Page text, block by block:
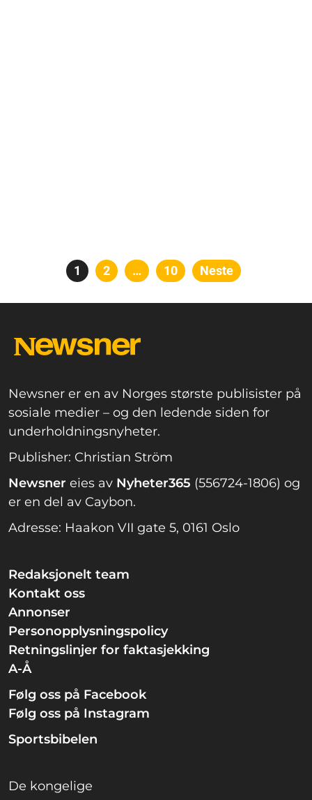
Posts
Side
1 Side
2 … Side
10 Neste
Newsner er en av Norges største publisister på
sosiale medier – og den ledende siden for
underholdningsnyheter.
Publisher: Christian Ström
Newsner eies av Nyheter365 (556724-1806) og
er en del av Caybon.
Adresse: Haakon VII gate 5, 0161 Oslo
Redaksjonelt team
Kontakt oss
Annonser
Personopplysningspolicy
Retningslinjer for faktasjekking
A-Å
Følg oss på Facebook
Følg oss på Instagram
Sportsbibelen
De kongelige